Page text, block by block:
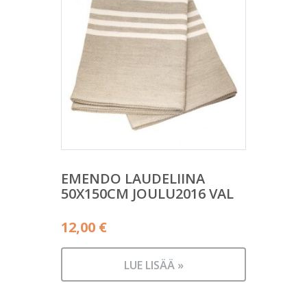
EMENDO LAUDELIINA
50X150CM JOULU2016 VAL
12,00 €
LUE LISÄÄ »